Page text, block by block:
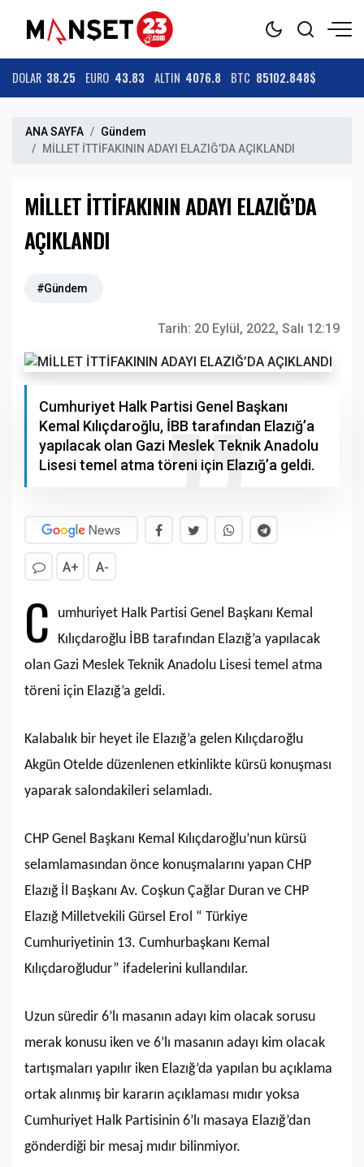
DOLAR 38.25 EURO 43.83 ALTIN 4076.8 BTC 85102.848$
ANA SAYFA
Gündem
MİLLET İTTİFAKININ ADAYI ELAZIĞ’DA AÇIKLANDI
MİLLET İTTİFAKININ ADAYI ELAZIĞ’DA
AÇIKLANDI
#Gündem
Tarih: 20 Eylül, 2022, Salı 12:19
Cumhuriyet Halk Partisi Genel Başkanı
Kemal Kılıçdaroğlu, İBB tarafından Elazığ’a
yapılacak olan Gazi Meslek Teknik Anadolu
Lisesi temel atma töreni için Elazığ’a geldi.
A+ A-
C
umhuriyet Halk Partisi Genel Başkanı Kemal
Kılıçdaroğlu İBB tarafından Elazığ’a yapılacak
olan Gazi Meslek Teknik Anadolu Lisesi temel atma
töreni için Elazığ’a geldi.
Kalabalık bir heyet ile Elazığ’a gelen Kılıçdaroğlu
Akgün Otelde düzenlenen etkinlikte kürsü konuşması
yaparak salondakileri selamladı.
CHP Genel Başkanı Kemal Kılıçdaroğlu’nun kürsü
selamlamasından önce konuşmalarını yapan CHP
Elazığ İl Başkanı Av. Coşkun Çağlar Duran ve CHP
Elazığ Milletvekili Gürsel Erol “ Türkiye
Cumhuriyetinin 13. Cumhurbaşkanı Kemal
Kılıçdaroğludur” ifadelerini kullandılar.
Uzun süredir 6’lı masanın adayı kim olacak sorusu
merak konusu iken ve 6’lı masanın adayı kim olacak
tartışmaları yapılır iken Elazığ’da yapılan bu açıklama
ortak alınmış bir kararın açıklaması mıdır yoksa
Cumhuriyet Halk Partisinin 6’lı masaya Elazığ’dan
gönderdiği bir mesaj mıdır bilinmiyor.